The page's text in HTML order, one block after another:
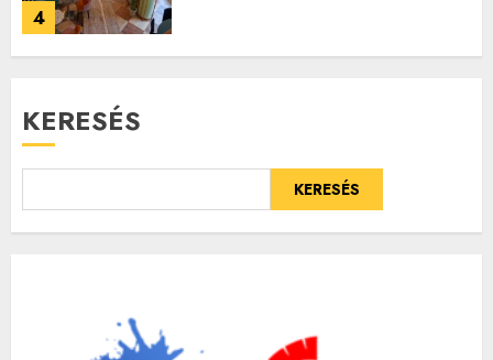
4
KERESÉS
KERESÉS